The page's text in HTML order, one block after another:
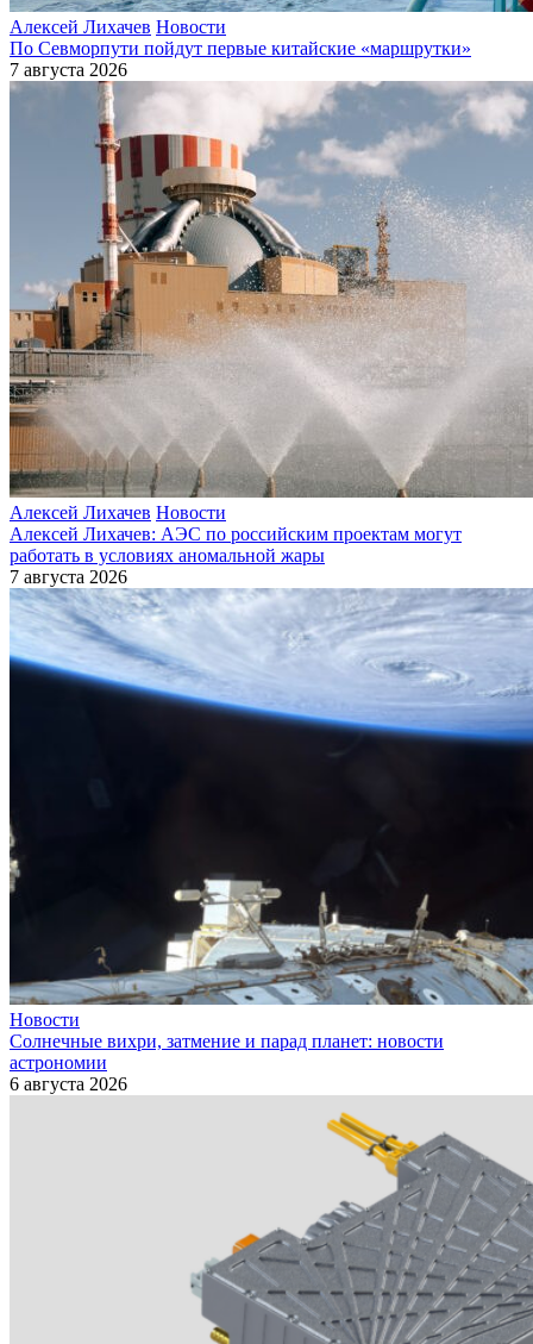
Алексей Лихачев Новости
По Севморпути пойдут первые китайские «маршрутки»
7 августа 2026
Алексей Лихачев Новости
Алексей Лихачев: АЭС по российским проектам могут
работать в условиях аномальной жары
7 августа 2026
Новости
Солнечные вихри, затмение и парад планет: новости
астрономии
6 августа 2026